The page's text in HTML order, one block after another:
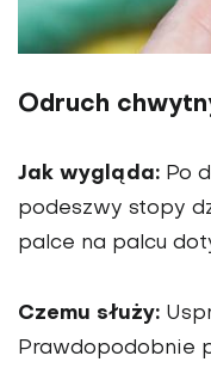
Odruch
Jak wygląda: Po
podeszwy stopy
palce na palcu
Czemu służy:
Prawdopodobnie